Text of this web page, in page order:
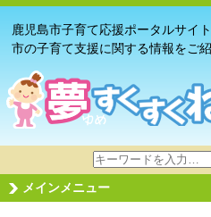
鹿児島市子育て応援ポータルサイ
市の子育て支援に関する情報をご
サ
イ
ト
メインメニュー